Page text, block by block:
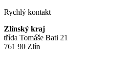
Rychlý kontakt
Zlínský kraj
třída Tomáše Bati 21
761 90 Zlín